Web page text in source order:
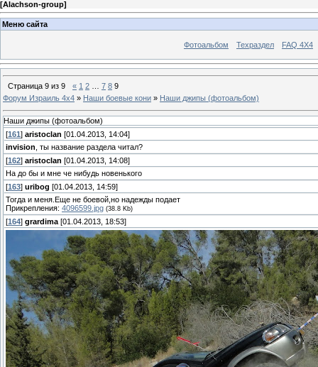
[Alachson-group]
Меню сайта
Фотоальбом Техраздел FAQ 4X4
Страница 9 из 9 « 1 2 7 8 9
Форум Израиль 4х4 » Наши боевые кони » Наши джипы (фотоальбом)
Наши джипы (фотоальбом)
[161] aristoclan [01.04.2013, 14:04]
invision , ты название раздела читал?
[162] aristoclan [01.04.2013, 14:08]
На до бы и мне че нибудь новенького
[163] uribog [01.04.2013, 14:59]
Тогда и меня.Еще не боевой,но надежды подает
Прикрепления: 4096599.jpg (38.8 Kb)
[164] grardima [01.04.2013, 18:53]